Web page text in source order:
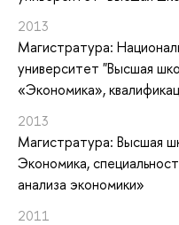
2013
Магистратура:
университет "Высшая
«Экономика»,
2013
Магистратура: Высшая
Экономика,
анализа экономики»
2011